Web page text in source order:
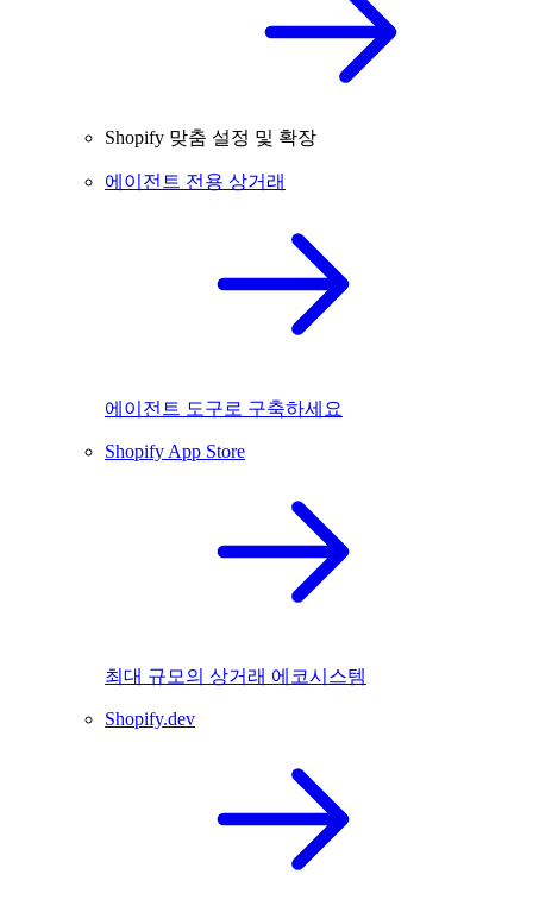
Shopify 맞춤 설정 및 확장
에이전트 전용 상거래
에이전트 도구로 구축하세요
Shopify App Store
최대 규모의 상거래 에코시스템
Shopify.dev